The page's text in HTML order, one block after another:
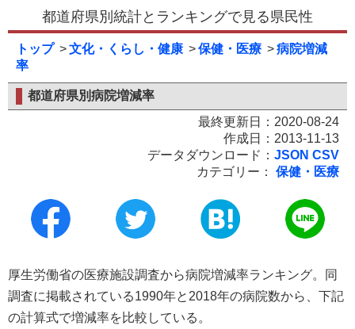
都道府県別統計とランキングで見る県民性
トップ 文化・くらし・健康 保健・医療
病院増減
率
都道府県別病院増減率
最終更新日：2020-08-24
作成日：2013-11-13
データダウンロード： JSON CSV
カテゴリー：
保健・医療
厚生労働省の医療施設調査から病院増減率ランキング。同
調査に掲載されている1990年と2018年の病院数から、下記
の計算式で増減率を比較している。